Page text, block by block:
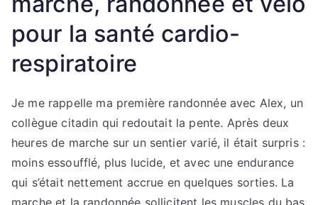
pour la santé cardio-
respiratoire
Je me rappelle ma première randonnée avec Alex, un
collègue citadin qui redoutait la pente. Après deux
heures de marche sur un sentier varié, il était surpris :
moins essoufflé, plus lucide, et avec une endurance
qui s’était nettement accrue en quelques sorties. La
marche et la randonnée sollicitent les muscles du bas